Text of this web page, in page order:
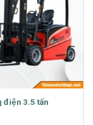
điện 3.5 tấn